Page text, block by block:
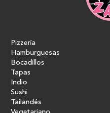
Pizzería
Hamburguesas
Bocadillos
Tapas
Indio
Sushi
Tailandés